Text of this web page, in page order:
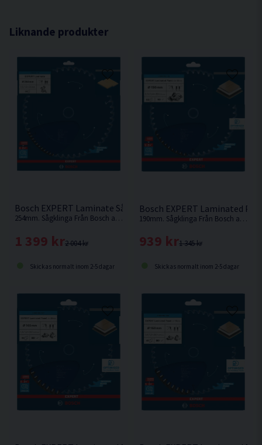
Frivinkel ° β 10
Liknande produkter
Bosch EXPERT Laminate Sågklinga 254x2,5/1,8x30mm 84T
254mm. Sågklinga Från Bosch anpassad för sågning av laminat
2 004 kr
1 399 kr
Skickas normalt inom 2-5 dagar
Bosch EXPERT Laminated
190mm. Sågklinga Från Bosch anpassad för sågning av laminerad panel
1 345 kr
939 kr
Skickas normalt inom 2-5 dagar